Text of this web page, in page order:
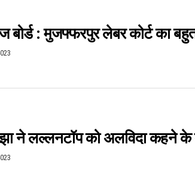
बोर्ड : मुजफ्फरपुर लेबर कोर्ट का
ने लल्लनटॉप को अलविदा कहने के